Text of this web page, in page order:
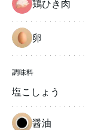
鶏ひき肉
卵
調味料
塩こしょう
醤油